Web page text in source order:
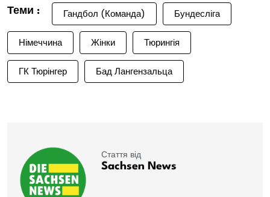
Теми : Гандбол (Команда) Бундесліга
Німеччина Жінки Тюрингія
ГК Тюрінгер Бад Лангензальца
Стаття від
Sachsen News